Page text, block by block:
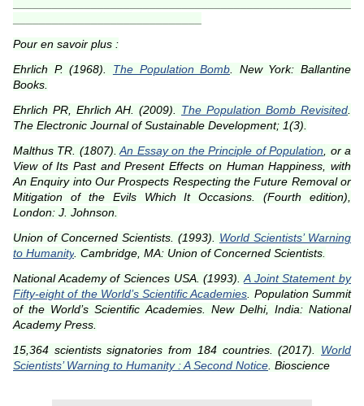
Pour en savoir plus :
Ehrlich P. (1968). The Population Bomb
New York: Ballantine
Books.
Ehrlich PR, Ehrlich AH. (2009). The Population Bomb Revisited
The Electronic Journal of Sustainable Development; 1(3).
Malthus TR. (1807).An Essay on the Principle of Population , or a
View of Its Past and Present Effects on Human Happiness, with
An Enquiry into Our Prospects Respecting the Future Removal or
Mitigation of the Evils Which It Occasions. (Fourth edition),
London: J. Johnson.
Union of Concerned Scientists. (1993). World Scientists’ Warning
to Humanity . Cambridge, MA: Union of Concerned Scientists
National Academy of Sciences USA. (1993). A Joint Statement by
Fifty-eight of the World’s Scientific Academies . Population Summit
of the World’s Scientific Academies. New Delhi, India: National
Academy Press.
15,364 scientists signatories from 184 countries. (2017). World
Scientists’ Warning to Humanity : A Second Notice Bioscience